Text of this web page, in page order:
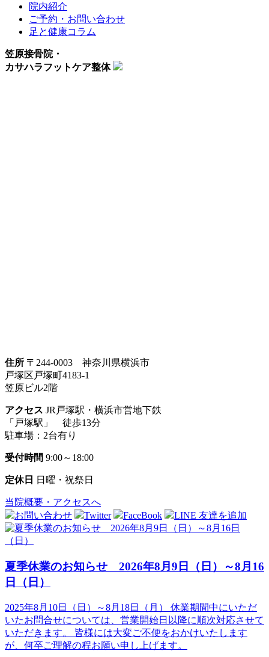
院内紹介
ご予約・お問い合わせ
足と健康コラム
笠原接骨院・
カサハラフットケア整体
住所 〒244-0003 神奈川県横浜市
戸塚区戸塚町4183-1
笠原ビル2階
アクセス JR戸塚駅・横浜市営地下鉄
「戸塚駅」 徒歩13分
駐車場：2台有り
受付時間 9:00～18:00
定休日 日曜・祝祭日
当院概要・アクセスへ
お問い合わせ
Twitter FaceBook LINE 友達を追加
夏季休業のお知らせ 2026年8月9日（日）～8月16
日（日）
2025年8月10日（日）～8月18日（月） 休業期間中にいただ
いたお問合せについては、営業開始日以降に順次対応させて
いただきます。 皆様には大変ご不便をおかけいたします
が、何卒ご理解の程お願い申し上げます。